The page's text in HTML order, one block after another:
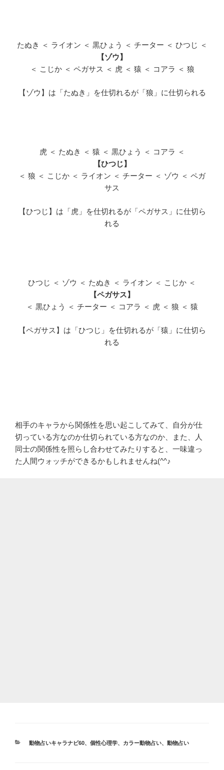
たぬき ＜ ライオン ＜ 黒ひょう ＜ チーター ＜ ひつじ ＜
【ゾウ】
＜ こじか ＜ ペガサス ＜ 虎 ＜ 猿 ＜ コアラ ＜ 狼
【ゾウ】は「たぬき」を仕切れるが「狼」に仕切られる
虎 ＜ たぬき ＜ 猿 ＜ 黒ひょう ＜ コアラ ＜
【ひつじ】
＜ 狼 ＜ こじか ＜ ライオン ＜ チーター ＜ ゾウ ＜ ペガ
サス
【ひつじ】は「虎」を仕切れるが「ペガサス」に仕切ら
れる
ひつじ ＜ ゾウ ＜ たぬき ＜ ライオン ＜ こじか ＜
【ペガサス】
＜ 黒ひょう ＜ チーター ＜ コアラ ＜ 虎 ＜ 狼 ＜ 猿
【ペガサス】は「ひつじ」を仕切れるが「猿」に仕切ら
れる
相手のキャラから関係性を思い起こしてみて、自分が仕
切っている方なのか仕切られている方なのか、また、人
同士の関係性を照らし合わせてみたりすると、一味違っ
た人間ウォッチができるかもしれませんね(^^♪
カ
動物占いキャラナビ60、 個性心理学、 カラー動物占い、 動物占い